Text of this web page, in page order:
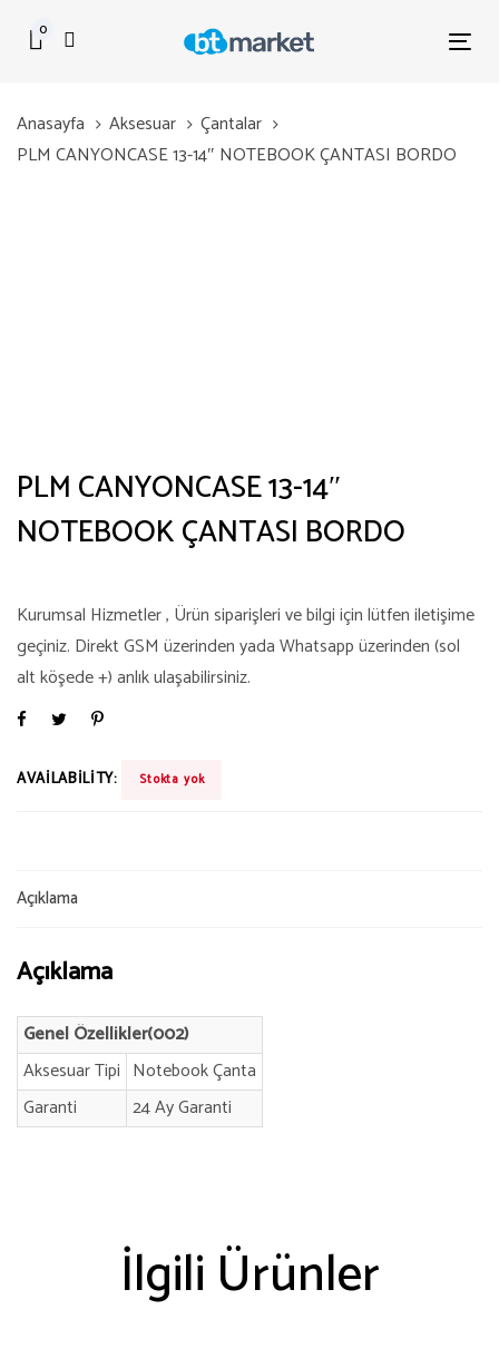
Skip
0
Anasayfa
Aksesuar
Çantalar
PLM CANYONCASE 13-14″ NOTEBOOK ÇANTASI BORDO
PLM CANYONCASE 13-14″
NOTEBOOK ÇANTASI BORDO
Kurumsal Hizmetler , Ürün siparişleri ve bilgi için lütfen iletişime
geçiniz. Direkt GSM üzerinden yada Whatsapp üzerinden (sol
alt köşede +) anlık ulaşabilirsiniz.
AVAILABILITY: Stokta yok
Açıklama
Açıklama
Genel Özellikler(002)
Aksesuar Tipi Notebook Çanta
Garanti
24 Ay Garanti
İlgili Ürünler